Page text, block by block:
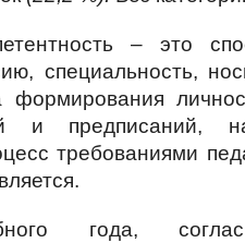
– это
специальность,
формирования
и предписаний,
требованиями
года,